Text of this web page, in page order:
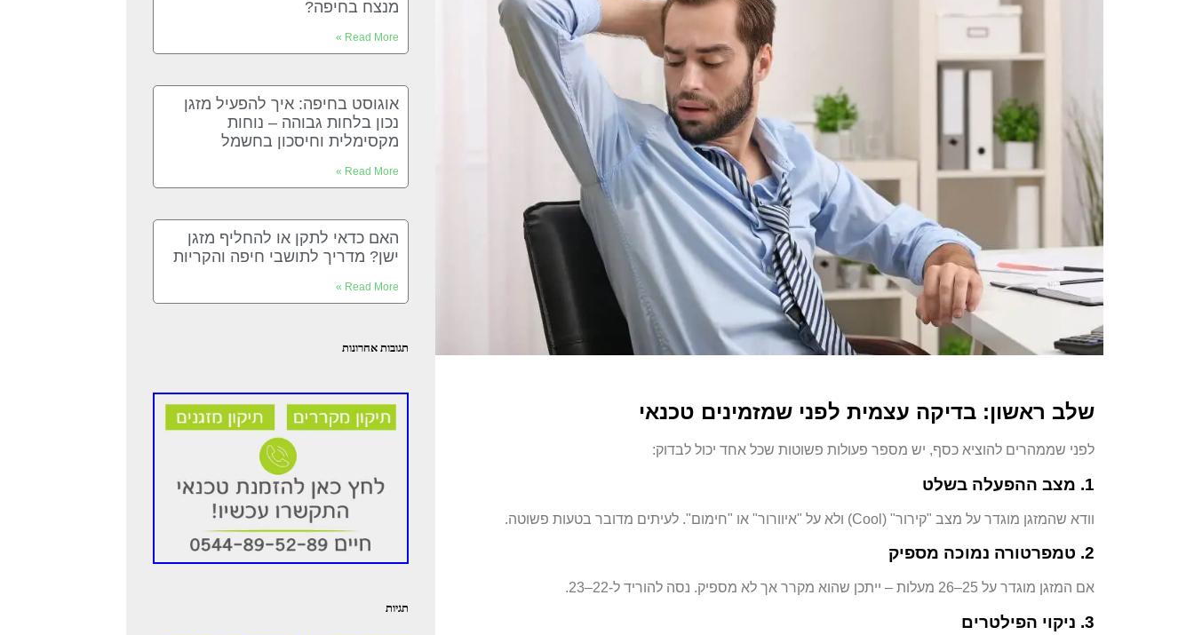
שלב ראשון: בדיקה עצמית לפני שמזמינים טכנאי
לפני שממהרים להוציא כסף, יש מספר פעולות פשוטות שכל אחד יכול לבדוק:
1. מצב ההפעלה בשלט
וודא שהמזגן מוגדר על מצב "קירור" (Cool) ולא על "איוורור" או "חימום". לעיתים מדובר בטעות פשוטה.
2. טמפרטורה נמוכה מספיק
אם המזגן מוגדר על 25–26 מעלות – ייתכן שהוא מקרר אך לא מספיק. נסה להוריד ל-22–23.
3. ניקוי הפילטרים
מנצח בחיפה?
Read More »
אוגוסט בחיפה: איך להפעיל מזגן
נכון בלחות גבוהה – נוחות
מקסימלית וחיסכון בחשמל
Read More »
האם כדאי לתקן או להחליף מזגן
ישן? מדריך לתושבי חיפה והקריות
Read More »
תגובות אחרונות
תגיות